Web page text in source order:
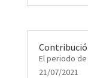
El periodo
21/07/2021